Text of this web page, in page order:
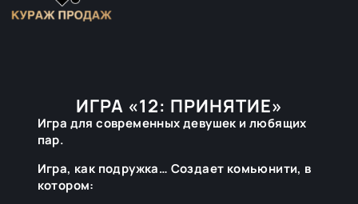
ИГРА «12: ПРИНЯТИЕ»
Игра для современных девушек и любящих
пар.
Игра, как подружка… Создает комьюнити, в
котором: